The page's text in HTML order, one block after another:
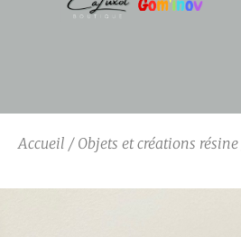
Accueil / Objets et créations résine